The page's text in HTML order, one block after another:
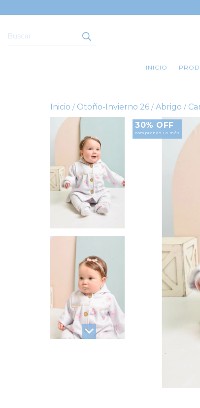
INICIO
Inicio / Otoño-Invierno 26 / Abrigo /
30% OFF
comprando 1 o más